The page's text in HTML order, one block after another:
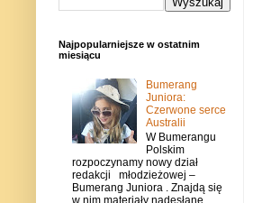
Najpopularniejsze w ostatnim
miesiącu
Bumerang
Juniora:
Czerwone serce
Australii
W Bumerangu
Polskim
rozpoczynamy nowy dział
redakcji młodzieżowej –
Bumerang Juniora . Znajdą się
w nim materiały nadesłane